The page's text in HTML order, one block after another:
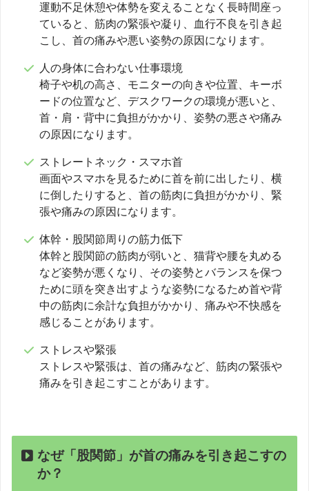
運動不足休憩や体勢を変えることなく長時間座っ
ていると、筋肉の緊張や凝り、血行不良を引き起
こし、首の痛みや悪い姿勢の原因になります。
人の身体に合わない仕事環境
椅子や机の高さ、モニターの向きや位置、キーボ
ードの位置など、デスクワークの環境が悪いと、
首・肩・背中に負担がかかり、姿勢の悪さや痛み
の原因になります。
ストレートネック・スマホ首
画面やスマホを見るために首を前に出したり、横
に倒したりすると、首の筋肉に負担がかかり、緊
張や痛みの原因になります。
体幹・股関節周りの筋力低下
体幹と股関節の筋肉が弱いと、猫背や腰を丸める
など姿勢が悪くなり、その姿勢とバランスを保つ
ために頭を突き出すような姿勢になるため首や背
中の筋肉に余計な負担がかかり、痛みや不快感を
感じることがあります。
ストレスや緊張
ストレスや緊張は、首の痛みなど、筋肉の緊張や
痛みを引き起こすことがあります。
なぜ「股関節」が首の痛みを引き起こすの
か？